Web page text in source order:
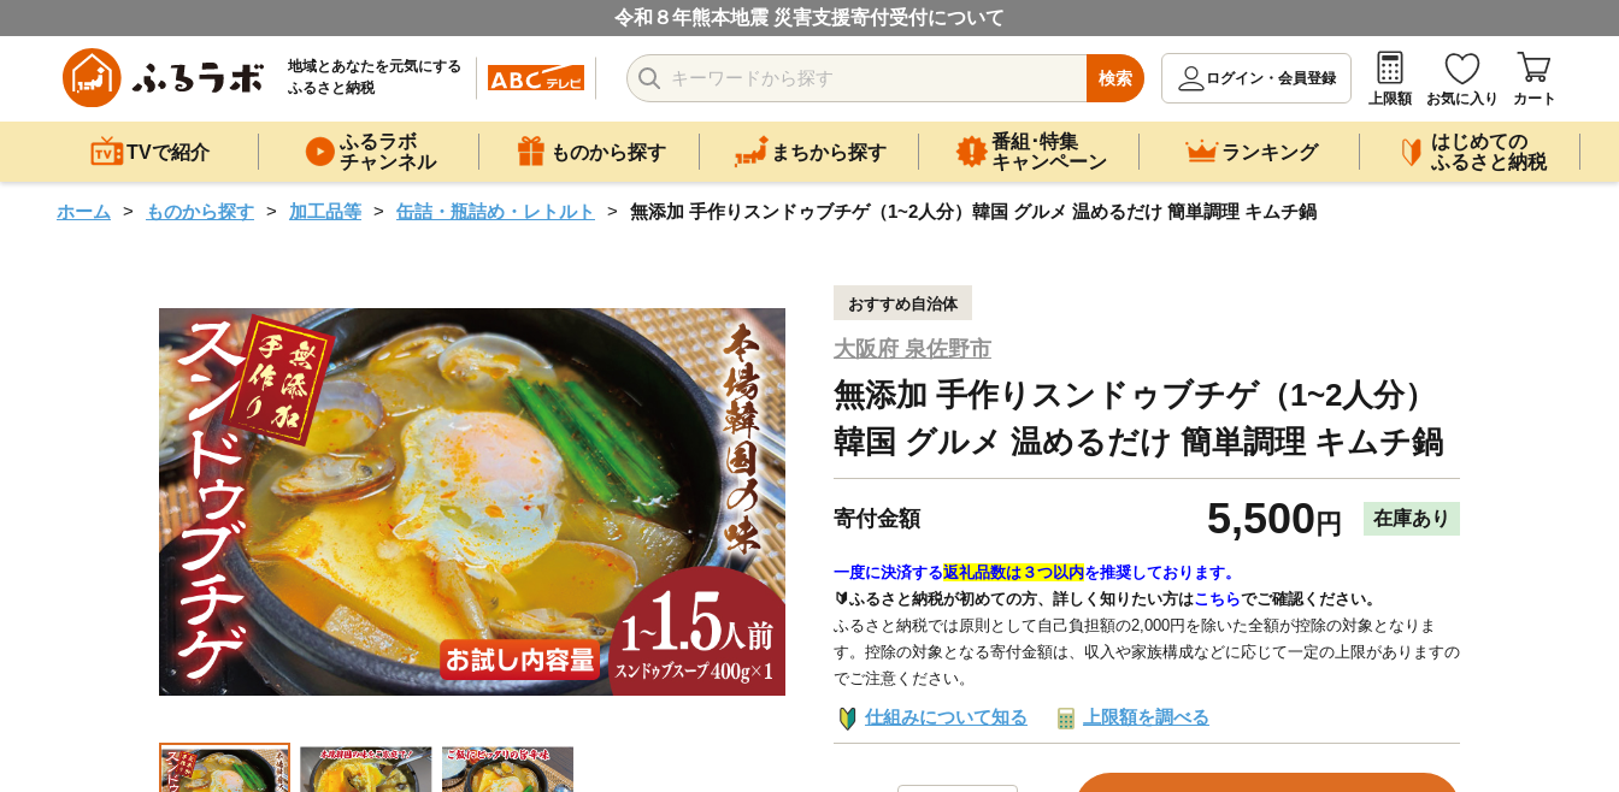
令和８年熊本地震 災害支援寄付受付について
地域とあなたを元気にする
ふるさと納税
検索
ログイン・会員登録
上限額
お気に入り カート
TVで紹介
ふるラボ
チャンネル
ものから探す まちから探す
番組･特集
キャンペーン
ランキング
はじめての
ふるさと納税
ホーム ものから探す 加工品等 缶詰・瓶詰め・レトルト 無添加 手作りスンドゥブチゲ（1~2人分）韓国 グルメ 温めるだけ 簡単調理 キムチ鍋
おすすめ自治体
大阪府 泉佐野市
無添加 手作りスンドゥブチゲ（1~2人分）
韓国 グルメ 温めるだけ 簡単調理 キムチ鍋
寄付金額 5,500 円 在庫あり
一度に決済する返礼品数は３つ以内を推奨しております。
🔰ふるさと納税が初めての方、詳しく知りたい方はこちらでご確認ください。
ふるさと納税では原則として自己負担額の2,000円を除いた全額が控除の対象となりま
す。控除の対象となる寄付金額は、収入や家族構成などに応じて一定の上限がありますの
でご注意ください。
仕組みについて知る 上限額を調べる